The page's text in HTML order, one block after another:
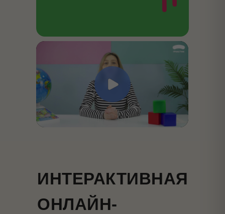
ИНТЕРАКТИВНАЯ
ОНЛАЙН-